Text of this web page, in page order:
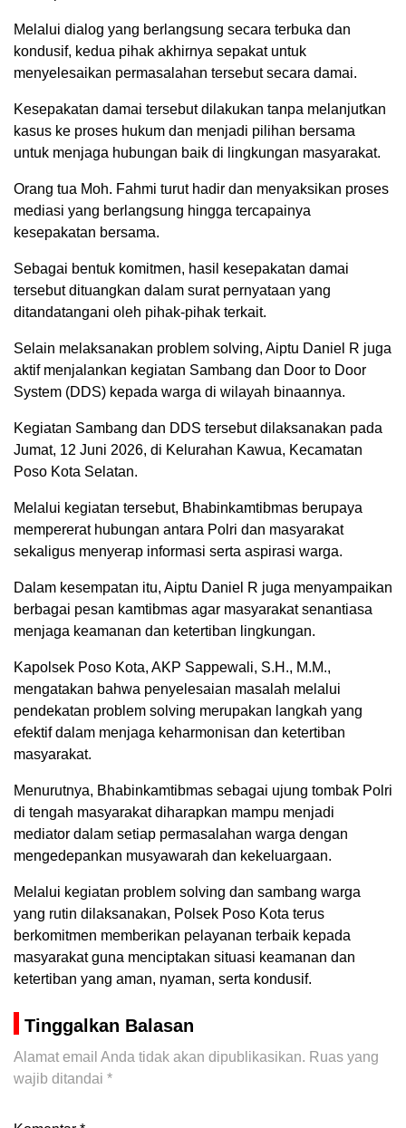
Melalui dialog yang berlangsung secara terbuka dan
kondusif, kedua pihak akhirnya sepakat untuk
menyelesaikan permasalahan tersebut secara damai.
Kesepakatan damai tersebut dilakukan tanpa melanjutkan
kasus ke proses hukum dan menjadi pilihan bersama
untuk menjaga hubungan baik di lingkungan masyarakat.
Orang tua Moh. Fahmi turut hadir dan menyaksikan proses
mediasi yang berlangsung hingga tercapainya
kesepakatan bersama.
Sebagai bentuk komitmen, hasil kesepakatan damai
tersebut dituangkan dalam surat pernyataan yang
ditandatangani oleh pihak-pihak terkait.
Selain melaksanakan problem solving, Aiptu Daniel R juga
aktif menjalankan kegiatan Sambang dan Door to Door
System (DDS) kepada warga di wilayah binaannya.
Kegiatan Sambang dan DDS tersebut dilaksanakan pada
Jumat, 12 Juni 2026, di Kelurahan Kawua, Kecamatan
Poso Kota Selatan.
Melalui kegiatan tersebut, Bhabinkamtibmas berupaya
mempererat hubungan antara Polri dan masyarakat
sekaligus menyerap informasi serta aspirasi warga.
Dalam kesempatan itu, Aiptu Daniel R juga menyampaikan
berbagai pesan kamtibmas agar masyarakat senantiasa
menjaga keamanan dan ketertiban lingkungan.
Kapolsek Poso Kota, AKP Sappewali, S.H., M.M.,
mengatakan bahwa penyelesaian masalah melalui
pendekatan problem solving merupakan langkah yang
efektif dalam menjaga keharmonisan dan ketertiban
masyarakat.
Menurutnya, Bhabinkamtibmas sebagai ujung tombak Polri
di tengah masyarakat diharapkan mampu menjadi
mediator dalam setiap permasalahan warga dengan
mengedepankan musyawarah dan kekeluargaan.
Melalui kegiatan problem solving dan sambang warga
yang rutin dilaksanakan, Polsek Poso Kota terus
berkomitmen memberikan pelayanan terbaik kepada
masyarakat guna menciptakan situasi keamanan dan
ketertiban yang aman, nyaman, serta kondusif.
Tinggalkan Balasan
Alamat email Anda tidak akan dipublikasikan. Ruas yang
wajib ditandai *